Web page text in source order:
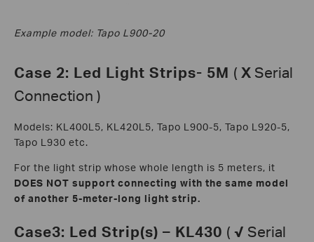
Example model: Tapo L900-20
Case 2: Led Light Strips- 5M ( X Serial
Connection )
Models: KL400L5, KL420L5, Tapo L900-5, Tapo L920-5,
Tapo L930 etc.
For the light strip whose whole length is 5 meters, it
DOES NOT support connecting with the same model
of another 5-meter-long light strip.
Case3: Led Strip(s) – KL430 ( √ Serial